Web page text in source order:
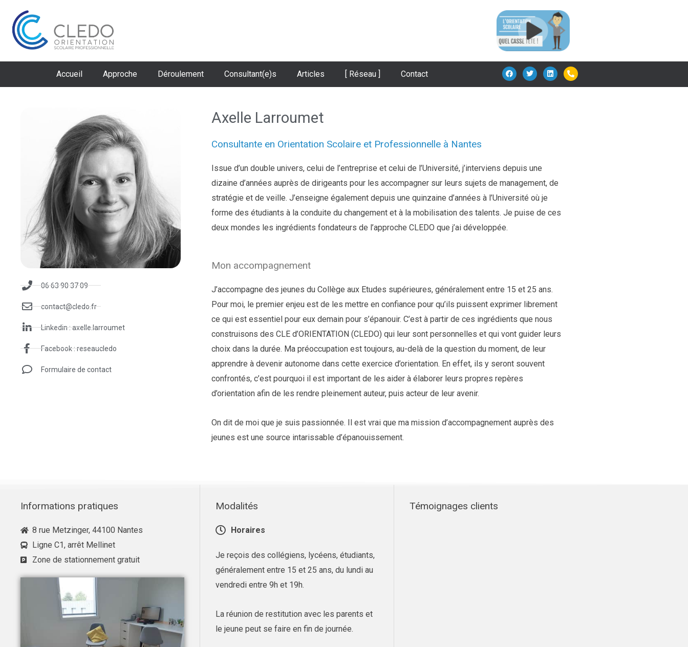
contenu
Accueil Approche Déroulement Consultant(e)s Articles [ Réseau ] Contact
F
a
T
w
L
i
P
h
06 63 90 37 09
contact@cledo.fr
Linkedin : axelle.larroumet
Facebook : reseaucledo
Formulaire de contact
Axelle Larroumet
Consultante en Orientation Scolaire et Professionnelle à Nantes
Issue d’un double univers, celui de l’entreprise et celui de l’Université, j’interviens depuis une
dizaine d’années auprès de dirigeants pour les accompagner sur leurs sujets de management, de
stratégie et de veille. J’enseigne également depuis une quinzaine d’années à l’Université où je
forme des étudiants à la conduite du changement et à la mobilisation des talents. Je puise de ces
deux mondes les ingrédients fondateurs de l’approche CLEDO que j’ai développée.
Mon accompagnement
J’accompagne des jeunes du Collège aux Etudes supérieures, généralement entre 15 et 25 ans.
Pour moi, le premier enjeu est de les mettre en confiance pour qu’ils puissent exprimer librement
ce qui est essentiel pour eux demain pour s’épanouir. C’est à partir de ces ingrédients que nous
construisons des CLE d’ORIENTATION (CLEDO) qui leur sont personnelles et qui vont guider leurs
choix dans la durée. Ma préoccupation est toujours, au-delà de la question du moment, de leur
apprendre à devenir autonome dans cette exercice d’orientation. En effet, ils y seront souvent
confrontés, c’est pourquoi il est important de les aider à élaborer leurs propres repères
d’orientation afin de les rendre pleinement auteur, puis acteur de leur avenir.
On dit de moi que je suis passionnée. Il est vrai que ma mission d’accompagnement auprès des
jeunes est une source intarissable d’épanouissement.
Informations pratiques
8 rue Metzinger, 44100 Nantes
Ligne C1, arrêt Mellinet
Zone de stationnement gratuit
Modalités
Horaires
Je reçois des collégiens, lycéens, étudiants,
généralement entre 15 et 25 ans, du lundi au
vendredi entre 9h et 19h.
La réunion de restitution avec les parents et
le jeune peut se faire en fin de journée.
Témoignages clients